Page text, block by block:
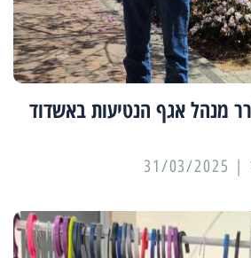
מנהל אגף הנטיעות באשדוד